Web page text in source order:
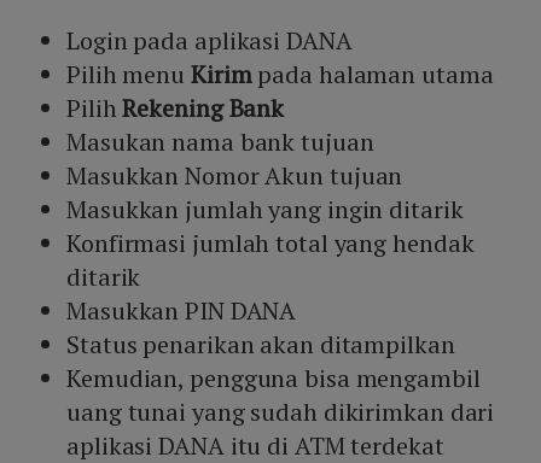
Login pada aplikasi DANA
Pilih menu Kirimpada halaman utama
PilihRekening Bank
Masukan nama bank tujuan
Masukkan Nomor Akun tujuan
Masukkan jumlah yang ingin ditarik
Konfirmasi jumlah total yang hendak
ditarik
Masukkan PIN DANA
Status penarikan akan ditampilkan
Kemudian, pengguna bisa mengambil
uang tunai yang sudah dikirimkan dari
aplikasi DANA itu di ATM terdekat